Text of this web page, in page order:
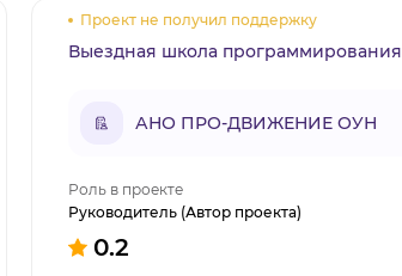
Проект не получил поддержку
Выездная школа программирования
АНО ПРО-ДВИЖЕНИЕ ОУН
Роль в проекте
Руководитель (Автор проекта)
0.2